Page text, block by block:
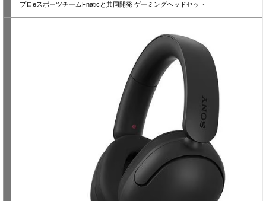
プロeスポーツチームFnaticと共同開発 ゲーミングヘッドセット